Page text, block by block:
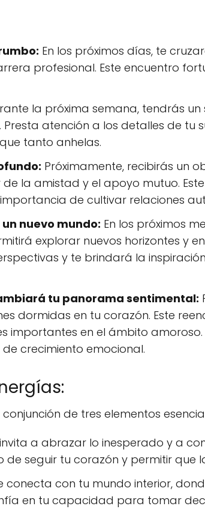
En los próximos días, te
profesional. Este encuentro
la próxima semana, tendrás
atención a los detalles de tu
tanto anhelas.
Próximamente, recibirás un
la amistad y el apoyo mutuo.
de cultivar relaciones
nuevo mundo: En los próximos
explorar nuevos horizontes y
y te brindará la
tu panorama sentimental:
dormidas en tu corazón. Este
importantes en el ámbito
crecimiento emocional.
de tres elementos
a abrazar lo inesperado y a
de seguir tu corazón y permitir que
conecta con tu mundo interior,
en tu capacidad para tomar